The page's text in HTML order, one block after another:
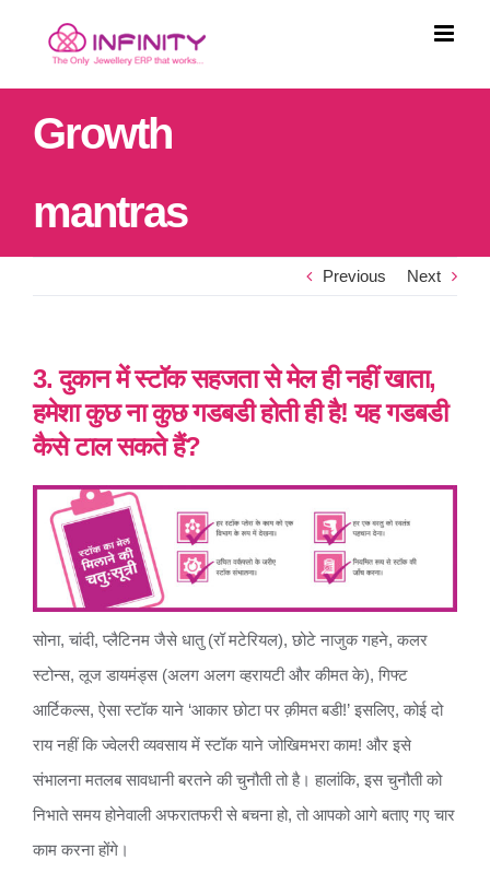
content
Growth
mantras
Previous Next
3. दुकान में स्टॉक सहजता से मेल ही नहीं खाता,
हमेशा कुछ ना कुछ गडबडी होती ही है! यह गडबडी
कैसे टाल सकते हैं?
सोना, चांदी, प्लैटिनम जैसे धातु (रॉ मटेरियल), छोटे नाजुक गहने, कलर
स्टोन्स, लूज डायमंड्स (अलग अलग व्हरायटी और कीमत के), गिफ्ट
आर्टिकल्स, ऐसा स्टॉक याने ‘आकार छोटा पर क़ीमत बडी!’ इसलिए, कोई दो
राय नहीं कि ज्वेलरी व्यवसाय में स्टॉक याने जोखिमभरा काम! और इसे
संभालना मतलब सावधानी बरतने की चुनौती तो है। हालांकि, इस चुनौती को
निभाते समय होनेवाली अफरातफरी से बचना हो, तो आपको आगे बताए गए चार
काम करना होंगे।